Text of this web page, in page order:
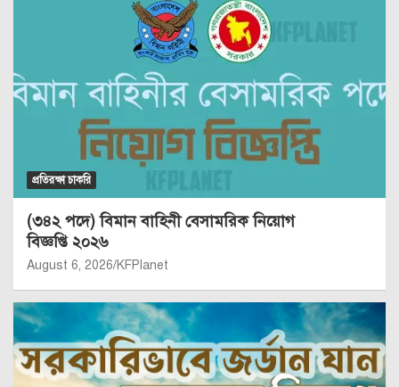
প্রতিরক্ষা চাকরি
(৩৪২ পদে) বিমান বাহিনী বেসামরিক নিয়োগ
বিজ্ঞপ্তি ২০২৬
August 6, 2026 KFPlanet